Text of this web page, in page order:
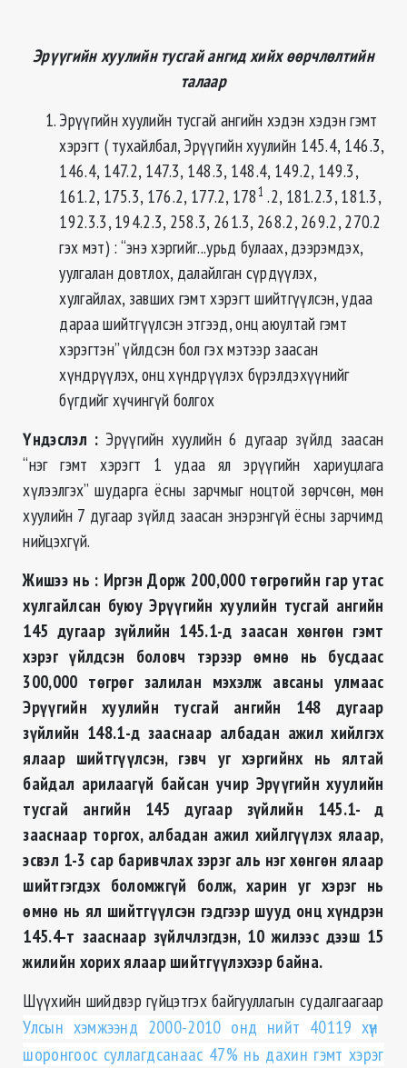
Эрүүгийн хуулийн тусгай ангид хийх өөрчлөлтийн
талаар
Эрүүгийн хуулийн тусгай ангийн хэдэн хэдэн гэмт
хэрэгт ( тухайлбал, Эрүүгийн хуулийн 145.4, 146.3,
146.4, 147.2, 147.3, 148.3, 148.4, 149.2, 149.3,
161.2, 175.3, 176.2, 177.2, 1781 .2, 181.2.3, 181.3,
192.3.3, 194.2.3, 258.3, 261.3, 268.2, 269.2, 270.2
гэх мэт) : “энэ хэргийг...урьд булаах, дээрэмдэх,
уулгалан довтлох, далайлган сүрдүүлэх,
хулгайлах, завших гэмт хэрэгт шийтгүүлсэн, удаа
дараа шийтгүүлсэн этгээд, онц аюултай гэмт
хэрэгтэн” үйлдсэн бол гэх мэтээр заасан
хүндрүүлэх, онц хүндрүүлэх бүрэлдэхүүнийг
бүгдийг хүчингүй болгох
Үндэслэл : Эрүүгийн хуулийн 6 дугаар зүйлд заасан
“нэг гэмт хэрэгт 1 удаа ял эрүүгийн хариуцлага
хүлээлгэх” шударга ёсны зарчмыг ноцтой зөрчсөн, мөн
хуулийн 7 дугаар зүйлд заасан энэрэнгүй ёсны зарчимд
нийцэхгүй.
Жишээ нь : Иргэн Дорж 200,000 төгрөгийн гар утас
хулгайлсан буюу Эрүүгийн хуулийн тусгай ангийн
145 дугаар зүйлийн 145.1-д заасан хөнгөн гэмт
хэрэг үйлдсэн боловч тэрээр өмнө нь бусдаас
300,000 төгрөг залилан мэхэлж авсаны улмаас
Эрүүгийн хуулийн тусгай ангийн 148 дугаар
зүйлийн 148.1-д зааснаар албадан ажил хийлгэх
ялаар шийтгүүлсэн, гэвч уг хэргийнх нь ялтай
байдал арилаагүй байсан учир Эрүүгийн хуулийн
тусгай ангийн 145 дугаар зүйлийн 145.1- д
зааснаар торгох, албадан ажил хийлгүүлэх ялаар,
эсвэл 1-3 сар баривчлах зэрэг аль нэг хөнгөн ялаар
шийтгэгдэх боломжгүй болж, харин уг хэрэг нь
өмнө нь ял шийтгүүлсэн гэдгээр шууд онц хүндрэн
145.4-т зааснаар зүйлчлэгдэн, 10 жилээс дээш 15
жилийн хорих ялаар шийтгүүлэхээр байна.
Шүүхийн шийдвэр гүйцэтгэх байгууллагын судалгаагаар
Улсын хэмжээнд 2000-2010 онд нийт 40119 хүн
шоронгоос суллагдсанаас 47% нь дахин гэмт хэрэг